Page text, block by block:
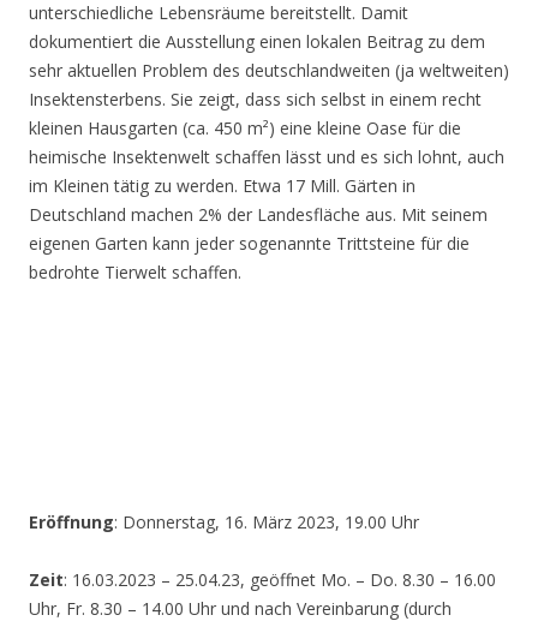
unterschiedliche Lebensräume bereitstellt. Damit
dokumentiert die Ausstellung einen lokalen Beitrag zu dem
sehr aktuellen Problem des deutschlandweiten (ja weltweiten)
Insektensterbens. Sie zeigt, dass sich selbst in einem recht
kleinen Hausgarten (ca. 450 m²) eine kleine Oase für die
heimische Insektenwelt schaffen lässt und es sich lohnt, auch
im Kleinen tätig zu werden. Etwa 17 Mill. Gärten in
Deutschland machen 2% der Landesfläche aus. Mit seinem
eigenen Garten kann jeder sogenannte Trittsteine für die
bedrohte Tierwelt schaffen.
Eröffnung: Donnerstag, 16. März 2023, 19.00 Uhr
Zeit: 16.03.2023 – 25.04.23, geöffnet Mo. – Do. 8.30 – 16.00
Uhr, Fr. 8.30 – 14.00 Uhr und nach Vereinbarung (durch